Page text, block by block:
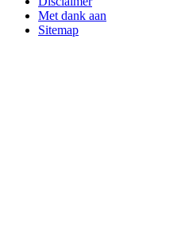
Met dank aan
Sitemap